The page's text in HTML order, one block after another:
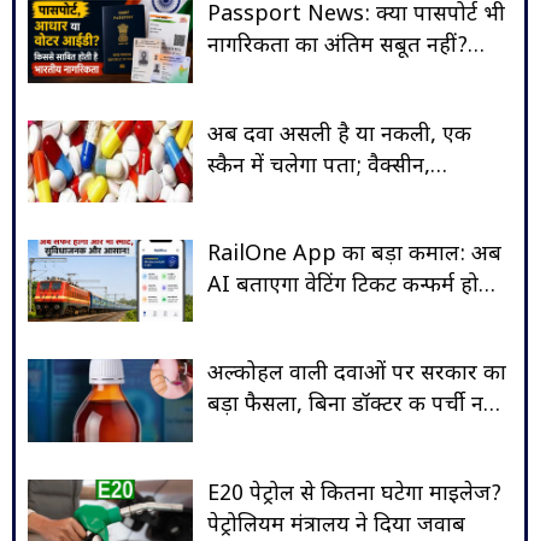
Passport News: क्या पासपोर्ट भी
नागरिकता का अंतिम सबूत नहीं?
अब दवा असली है या नकली, एक
स्कैन में चलेगा पता; वैक्सीन,
RailOne App का बड़ा कमाल: अब
AI बताएगा वेटिंग टिकट कन्फर्म होगी
अल्कोहल वाली दवाओं पर सरकार का
बड़ा फैसला, बिना डॉक्टर की पर्ची नहीं
E20 पेट्रोल से कितना घटेगा माइलेज?
पेट्रोलियम मंत्रालय ने दिया जवाब